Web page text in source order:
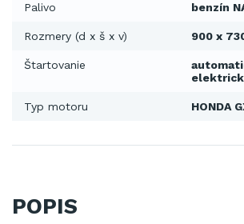
Palivo benzín
Rozmery (d x š x v) 900 x
Štartovanie
Typ motoru HONDA
POPIS